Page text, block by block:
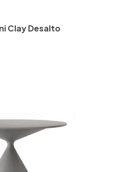
Clay Desalto